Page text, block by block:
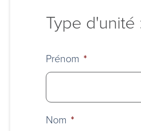
Type d'unité
Prénom *
Nom *